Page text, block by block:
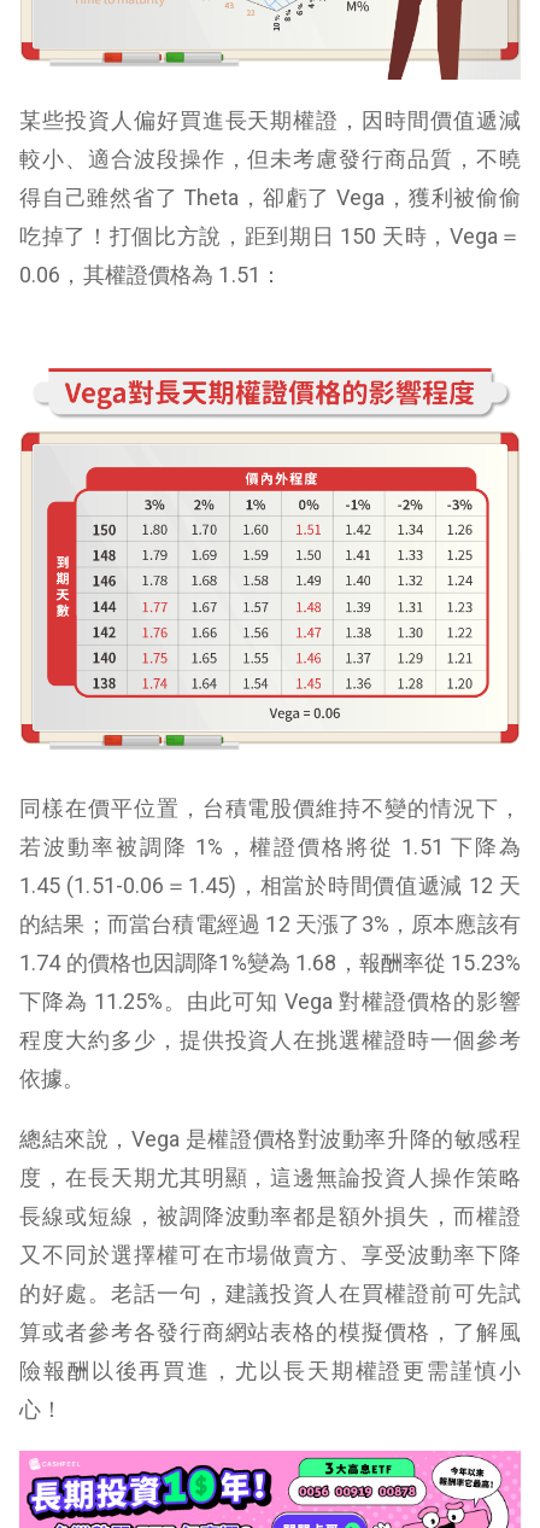
某些投資人偏好買進長天期權證，因時間價值遞減
較小、適合波段操作，但未考慮發行商品質，不曉
得自己雖然省了 Theta，卻虧了 Vega，獲利被偷偷
吃掉了！打個比方說，距到期日 150 天時，Vega＝
0.06，其權證價格為 1.51：
同樣在價平位置，台積電股價維持不變的情況下，
若波動率被調降 1%，權證價格將從 1.51 下降為
1.45 (1.51-0.06＝1.45)，相當於時間價值遞減 12 天
的結果；而當台積電經過 12 天漲了3%，原本應該有
1.74 的價格也因調降1%變為 1.68，報酬率從 15.23%
下降為 11.25%。由此可知 Vega 對權證價格的影響
程度大約多少，提供投資人在挑選權證時一個參考
依據。
總結來說，Vega 是權證價格對波動率升降的敏感程
度，在長天期尤其明顯，這邊無論投資人操作策略
長線或短線，被調降波動率都是額外損失，而權證
又不同於選擇權可在市場做賣方、享受波動率下降
的好處。老話一句，建議投資人在買權證前可先試
算或者參考各發行商網站表格的模擬價格，了解風
險報酬以後再買進，尤以長天期權證更需謹慎小
心！